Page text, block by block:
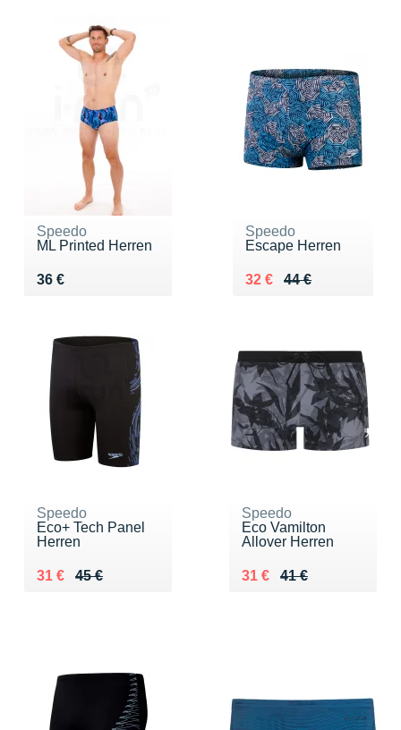
Speedo
ML Printed Herren
36 €
Vendu 36 €
Speedo
Escape Herren
44 €
Au lieu de 44 €
32 €
Vendu 32 €
Speedo
Eco+ Tech Panel
Herren
45 €
Au lieu de 45 €
31 €
Vendu 31 €
Speedo
Eco Vamilton
Allover Herren
41 €
Au lieu de 41 €
31 €
Vendu 31 €